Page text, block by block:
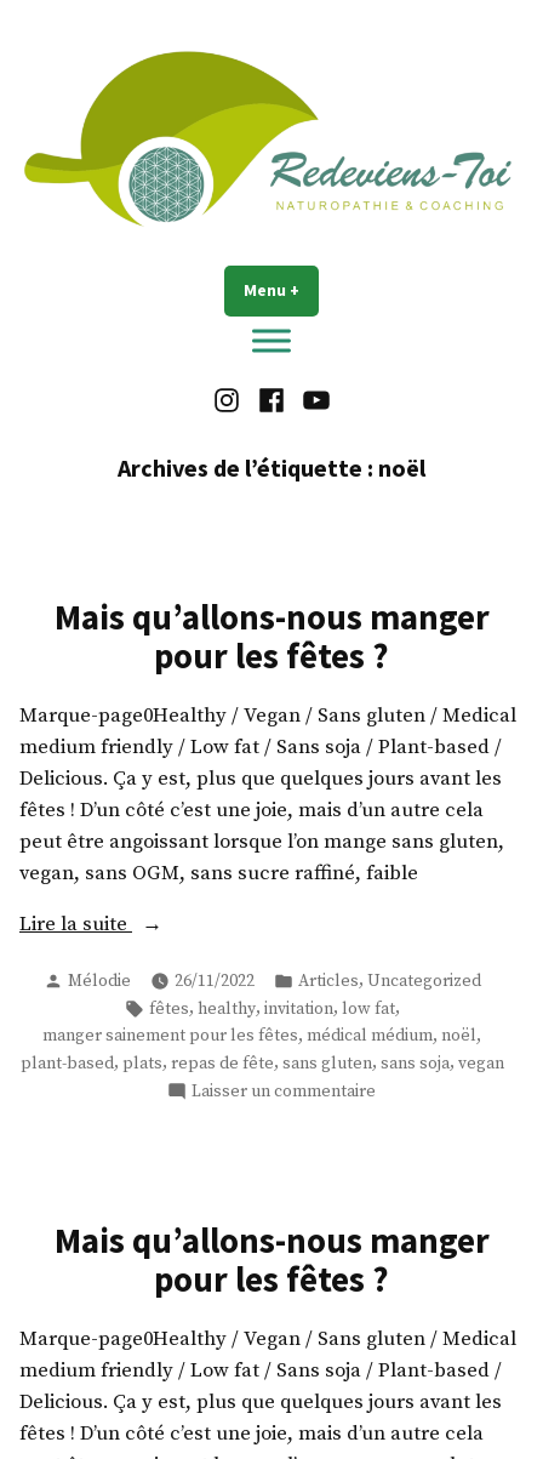
Redeviens-toi Menu +
Instagram
FacebookYoutube
Archives de l’étiquette : noël
Mais qu’allons-nous manger
pour les fêtes ?
Marque-page0Healthy / Vegan / Sans gluten / Medical
medium friendly / Low fat / Sans soja / Plant-based /
Delicious. Ça y est, plus que quelques jours avant les
fêtes ! D’un côté c’est une joie, mais d’un autre cela
peut être angoissant lorsque l’on mange sans gluten,
vegan, sans OGM, sans sucre raffiné, faible
Lire la suite
« Mais
nous
manger
pour
Publié
Mélodie 26/11/2022
Publié
dans
Articles, Uncategorized
Étiquettes :
fêtes, healthy, invitation, low fat,
manger sainement pour les fêtes, médical médium, noël,
plant-based, plats, repas de fête, sans gluten, sans soja, vegan
Laisser un commentaire
les
fêtes
Mais qu’allons-nous manger
pour les fêtes ?
Marque-page0Healthy / Vegan / Sans gluten / Medical
medium friendly / Low fat / Sans soja / Plant-based /
Delicious. Ça y est, plus que quelques jours avant les
fêtes ! D’un côté c’est une joie, mais d’un autre cela